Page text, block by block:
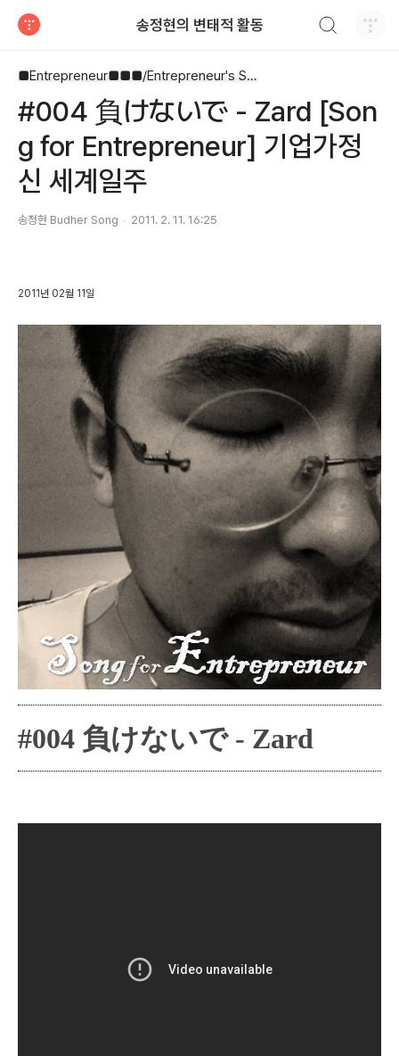
송정현의 변태적 활동
■Entrepreneur■■■/Entrepreneur's Song
#004 負けないで - Zard [Son
g for Entrepreneur] 기업가정
신 세계일주
송정현 Budher Song 2011. 2. 11. 16:25
2011년 02월 11일
#004 負けないで - Zard